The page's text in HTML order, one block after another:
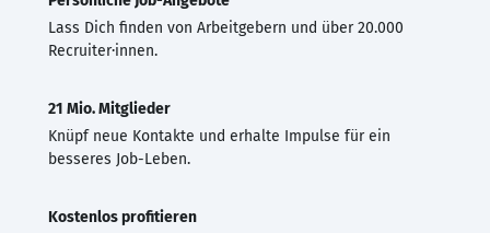
Lass Dich finden von Arbeitgebern und über 20.000
Recruiter·innen.
21 Mio. Mitglieder
Knüpf neue Kontakte und erhalte Impulse für ein
besseres Job-Leben.
Kostenlos profitieren